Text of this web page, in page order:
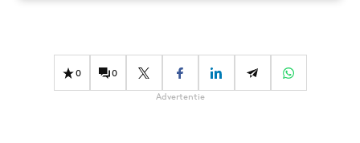
Effectiviteit
Gedragsverandering
0 0
Advertentie